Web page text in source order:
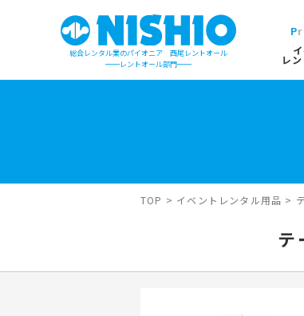
総合レンタル業のパイオニア 西尾レントオール
レントオール部門 レ
イベント会場の設営／施
デジタルカタログ
検索
TOP > イベントレンタル用品 >
テ